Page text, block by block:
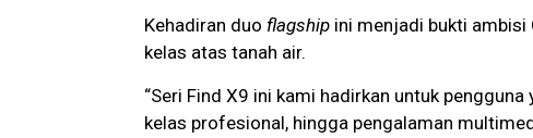
Kehadiran duo flagship ini menjadi bukti ambisi
kelas atas tanah air.
“Seri Find X9 ini kami hadirkan untuk
kelas profesional, hingga pengalaman